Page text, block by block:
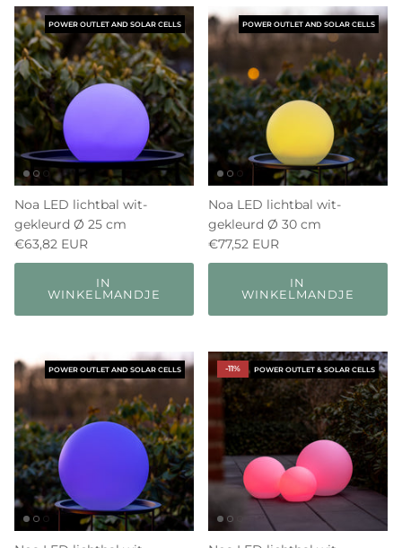
POWER OUTLET AND SOLAR CELLS
Noa LED lichtbal wit-
gekleurd Ø 25 cm
€63,82 EUR
IN
WINKELMANDJE
POWER OUTLET AND SOLAR CELLS
Noa LED lichtbal wit-
gekleurd Ø 30 cm
€77,52 EUR
IN
WINKELMANDJE
POWER OUTLET AND SOLAR CELLS POWER OUTLET & SOLAR CELLS
-11%